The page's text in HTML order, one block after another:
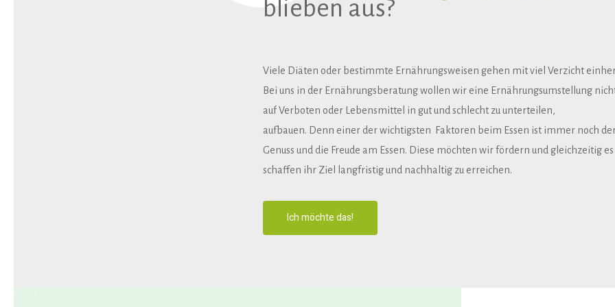
blieben aus?
Viele Diäten oder bestimmte Ernährungsweisen gehen mitviel Verzicht
Bei uns in der Ernährungsberatungwollen wir eine Ernährungsumstellung
aufVerboten oder Lebensmittel in gutund schlecht zu unterteilen,
aufbauen. Denn einer derwichtigsten Faktoren beim Essen ist immer noch
Genuss und die Freude am Essen. Diese möchten wirfördern und gleichzeitig es
schaffen ihr Ziel langfristigund nachhaltig zu erreichen.
Ich möchte das!